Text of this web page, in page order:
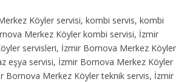
Köyler servisi, kombi servis, kombi
Merkez Köyler kombi servisi, İzmir
servisleri, İzmir Bornova Merkez Köyler
eşya servisi, İzmir Bornova Merkez Köyler
Bornova Merkez Köyler teknik servis, İzmir